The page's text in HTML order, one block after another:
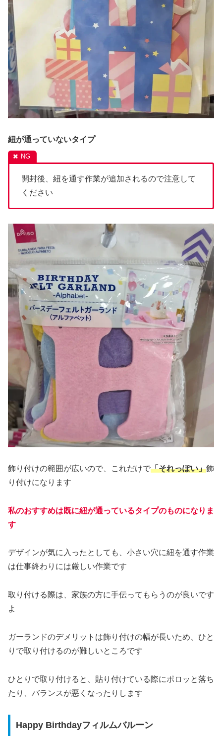
紐が通っていないタイプ
開封後、紐を通す作業が追加されるので注意して
ください
飾り付けの範囲が広いので、これだけで「それっぽい」飾
り付けになります
私のおすすめは既に紐が通っているタイプのものになりま
す
デザインが気に入ったとしても、小さい穴に紐を通す作業
は仕事終わりには厳しい作業です
取り付ける際は、家族の方に手伝ってもらうのが良いです
よ
ガーランドのデメリットは飾り付けの幅が長いため、ひと
りで取り付けるのが難しいところです
ひとりで取り付けると、貼り付けている際にポロッと落ち
たり、バランスが悪くなったりします
Happy Birthdayフィルムバルーン